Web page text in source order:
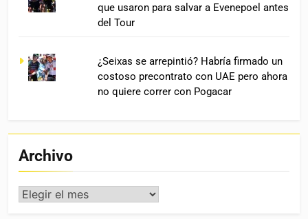
que usaron para salvar a Evenepoel antes
del Tour
¿Seixas se arrepintió? Habría firmado un
costoso precontrato con UAE pero ahora
no quiere correr con Pogacar
Archivo
Archivo